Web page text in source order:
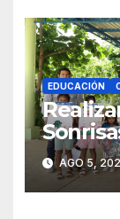
EDUCACIÓN
como
Verano
AGO 5,